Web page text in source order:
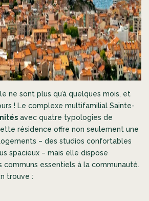
ne sont plus qu’à quelques mois, et
! Le complexe multifamilial Sainte-
avec quatre typologies de
résidence offre non seulement une
– des studios confortables
spacieux – mais elle dispose
communs essentiels à la communauté.
trouve :